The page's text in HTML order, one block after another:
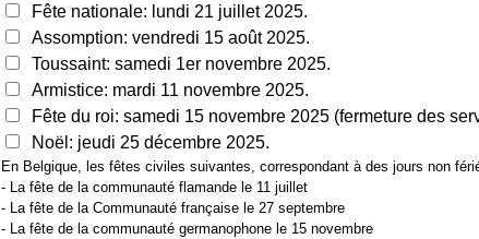
Fête nationale: lundi 21 juillet 2025.
Assomption: vendredi 15 août 2025.
Toussaint: samedi 1er novembre 2025.
Armistice: mardi 11 novembre 2025.
Fête du roi: samedi 15 novembre 2025 (fermeture des
Noël: jeudi 25 décembre 2025.
En Belgique, les fêtes civiles suivantes, correspondant à des jours non
- La fête de la communauté flamande le 11 juillet
- La fête de la Communauté française le 27 septembre
- La fête de la communauté germanophone le 15 novembre